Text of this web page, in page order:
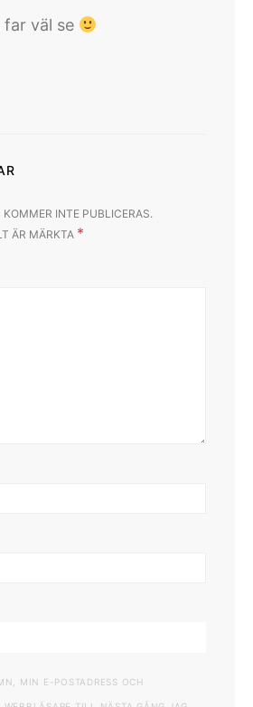
far väl se
INTE PUBLICERAS.
ÄR MÄRKTA *
MIN E-POSTADRESS OCH